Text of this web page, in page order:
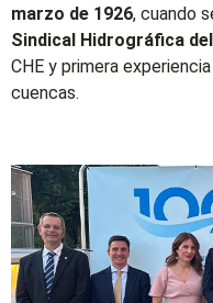
marzo de 1926, cuando
Sindical Hidrográfica
CHE y primera
cuencas.